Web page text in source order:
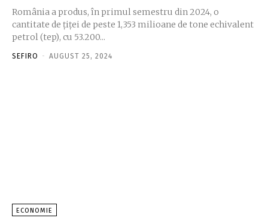
România a produs, în primul semestru din 2024, o
cantitate de ţiţei de peste 1,353 milioane de tone echivalent
petrol (tep), cu 53.200...
SEFIRO - AUGUST 25, 2024
ECONOMIE